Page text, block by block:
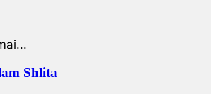
Shlita